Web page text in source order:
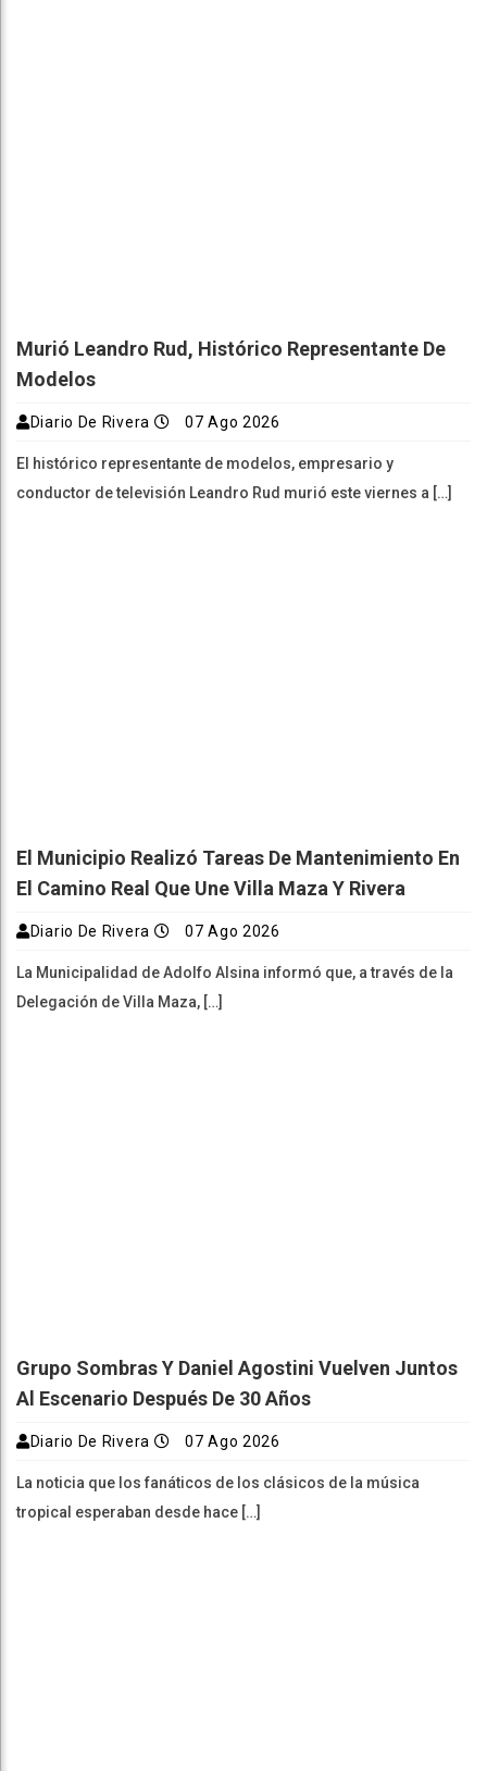
Murió Leandro Rud, Histórico Representante De
Modelos
Diario De Rivera 07 Ago 2026
El histórico representante de modelos, empresario y
conductor de televisión Leandro Rud murió este viernes a […]
El Municipio Realizó Tareas De Mantenimiento En
El Camino Real Que Une Villa Maza Y Rivera
Diario De Rivera 07 Ago 2026
La Municipalidad de Adolfo Alsina informó que, a través de la
Delegación de Villa Maza, […]
Grupo Sombras Y Daniel Agostini Vuelven Juntos
Al Escenario Después De 30 Años
Diario De Rivera 07 Ago 2026
La noticia que los fanáticos de los clásicos de la música
tropical esperaban desde hace […]